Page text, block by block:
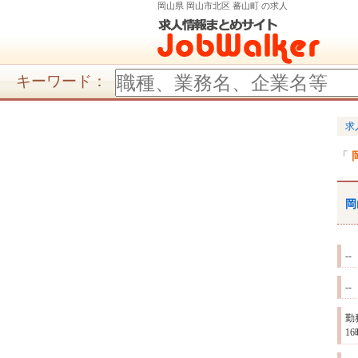
岡山県 岡山市北区 蕃山町 の求人
キーワード：
求
--
--
勤